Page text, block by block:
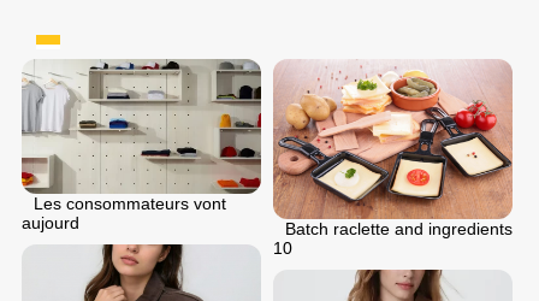
Les consommateurs vont
aujourd
Batch raclette and ingredients
10